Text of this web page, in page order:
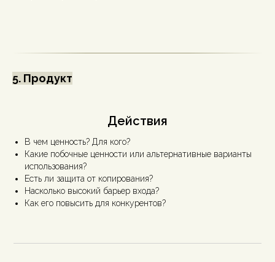
5. Продукт
Действия
В чем ценность? Для кого?
Какие побочные ценности или альтернативные варианты
использования?
Есть ли защита от копирования?
Насколько высокий барьер входа?
Как его повысить для конкурентов?